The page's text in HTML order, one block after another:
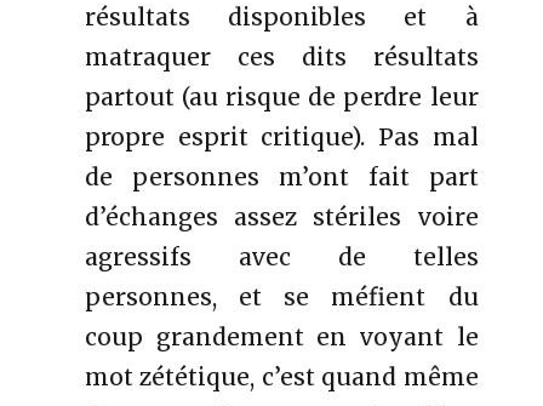
résultats disponibles et à
matraquer ces dits résultats
partout (au risque de perdre leur
propre esprit critique). Pas mal
de personnes m’ont fait part
d’échanges assez stériles voire
agressifs avec de telles
personnes, et se méfient du
coup grandement en voyant le
mot zététique, c’est quand même